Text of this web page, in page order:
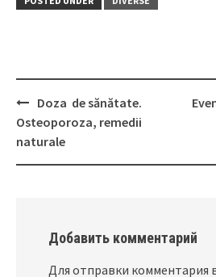
Post
navigation
Doza de sănătate.
Osteoporoza, remedii
naturale
Добавить комментарий
Для отправки комментария